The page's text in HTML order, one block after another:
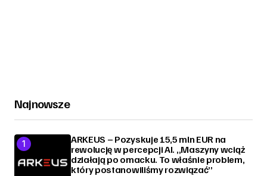
Najnowsze
ARKEUS – Pozyskuje 15,5 mln EUR na
rewolucję w percepcji AI. „Maszyny wciąż
działają po omacku. To właśnie problem,
który postanowiliśmy rozwiązać”